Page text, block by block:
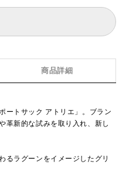
商品詳細
ートサック アトリエ」。ブラン
革新的な試みを取り入れ、新し
るラグーンをイメージしたグリ